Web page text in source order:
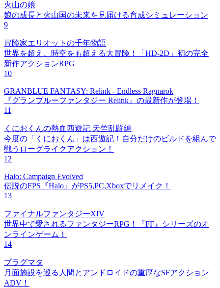
火山の娘
娘の成長と火山国の未来を見届ける育成シミュレーション
9
冒険家エリオットの千年物語
世界を超え、時空をも超える大冒険！「HD-2D」初の完全
新作アクションRPG
10
GRANBLUE FANTASY: Relink - Endless Ragnarok
『グランブルーファンタジー Relink』の最新作が登場！
11
くにおくんの熱血西遊記 天竺乱闘編
今度の「くにおくん」は西遊記！自分だけのビルドを組んで
戦うローグライクアクション！
12
Halo: Campaign Evolved
伝説のFPS『Halo』がPS5,PC,Xboxでリメイク！
13
ファイナルファンタジーXIV
世界中で愛されるファンタジーRPG！『FF』シリーズのオ
ンラインゲーム！
14
プラグマタ
月面施設を巡る人間とアンドロイドの重厚なSFアクション
ADV！